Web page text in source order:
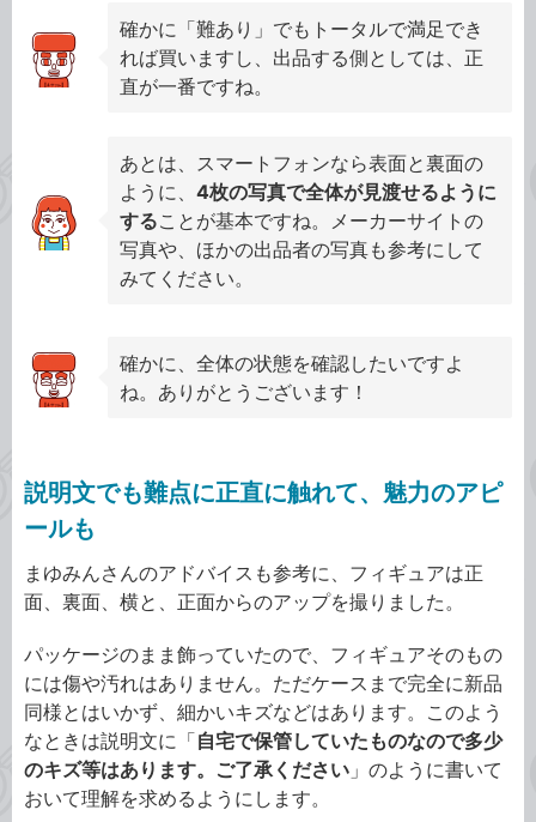
確かに「難あり」でもトータルで満足でき
れば買いますし、出品する側としては、正
直が一番ですね。
あとは、スマートフォンなら表面と裏面の
ように、 4枚の写真で全体が見渡せるように
することが基本ですね。メーカーサイトの
写真や、ほかの出品者の写真も参考にして
みてください。
確かに、全体の状態を確認したいですよ
ね。ありがとうございます！
説明文でも難点に正直に触れて、魅力のアピ
ールも
まゆみんさんのアドバイスも参考に、フィギュアは正
面、裏面、横と、正面からのアップを撮りました。
パッケージのまま飾っていたので、フィギュアそのもの
には傷や汚れはありません。ただケースまで完全に新品
同様とはいかず、細かいキズなどはあります。このよう
なときは説明文に「自宅で保管していたものなので多少
のキズ等はあります。ご了承ください 」のように書いて
おいて理解を求めるようにします。